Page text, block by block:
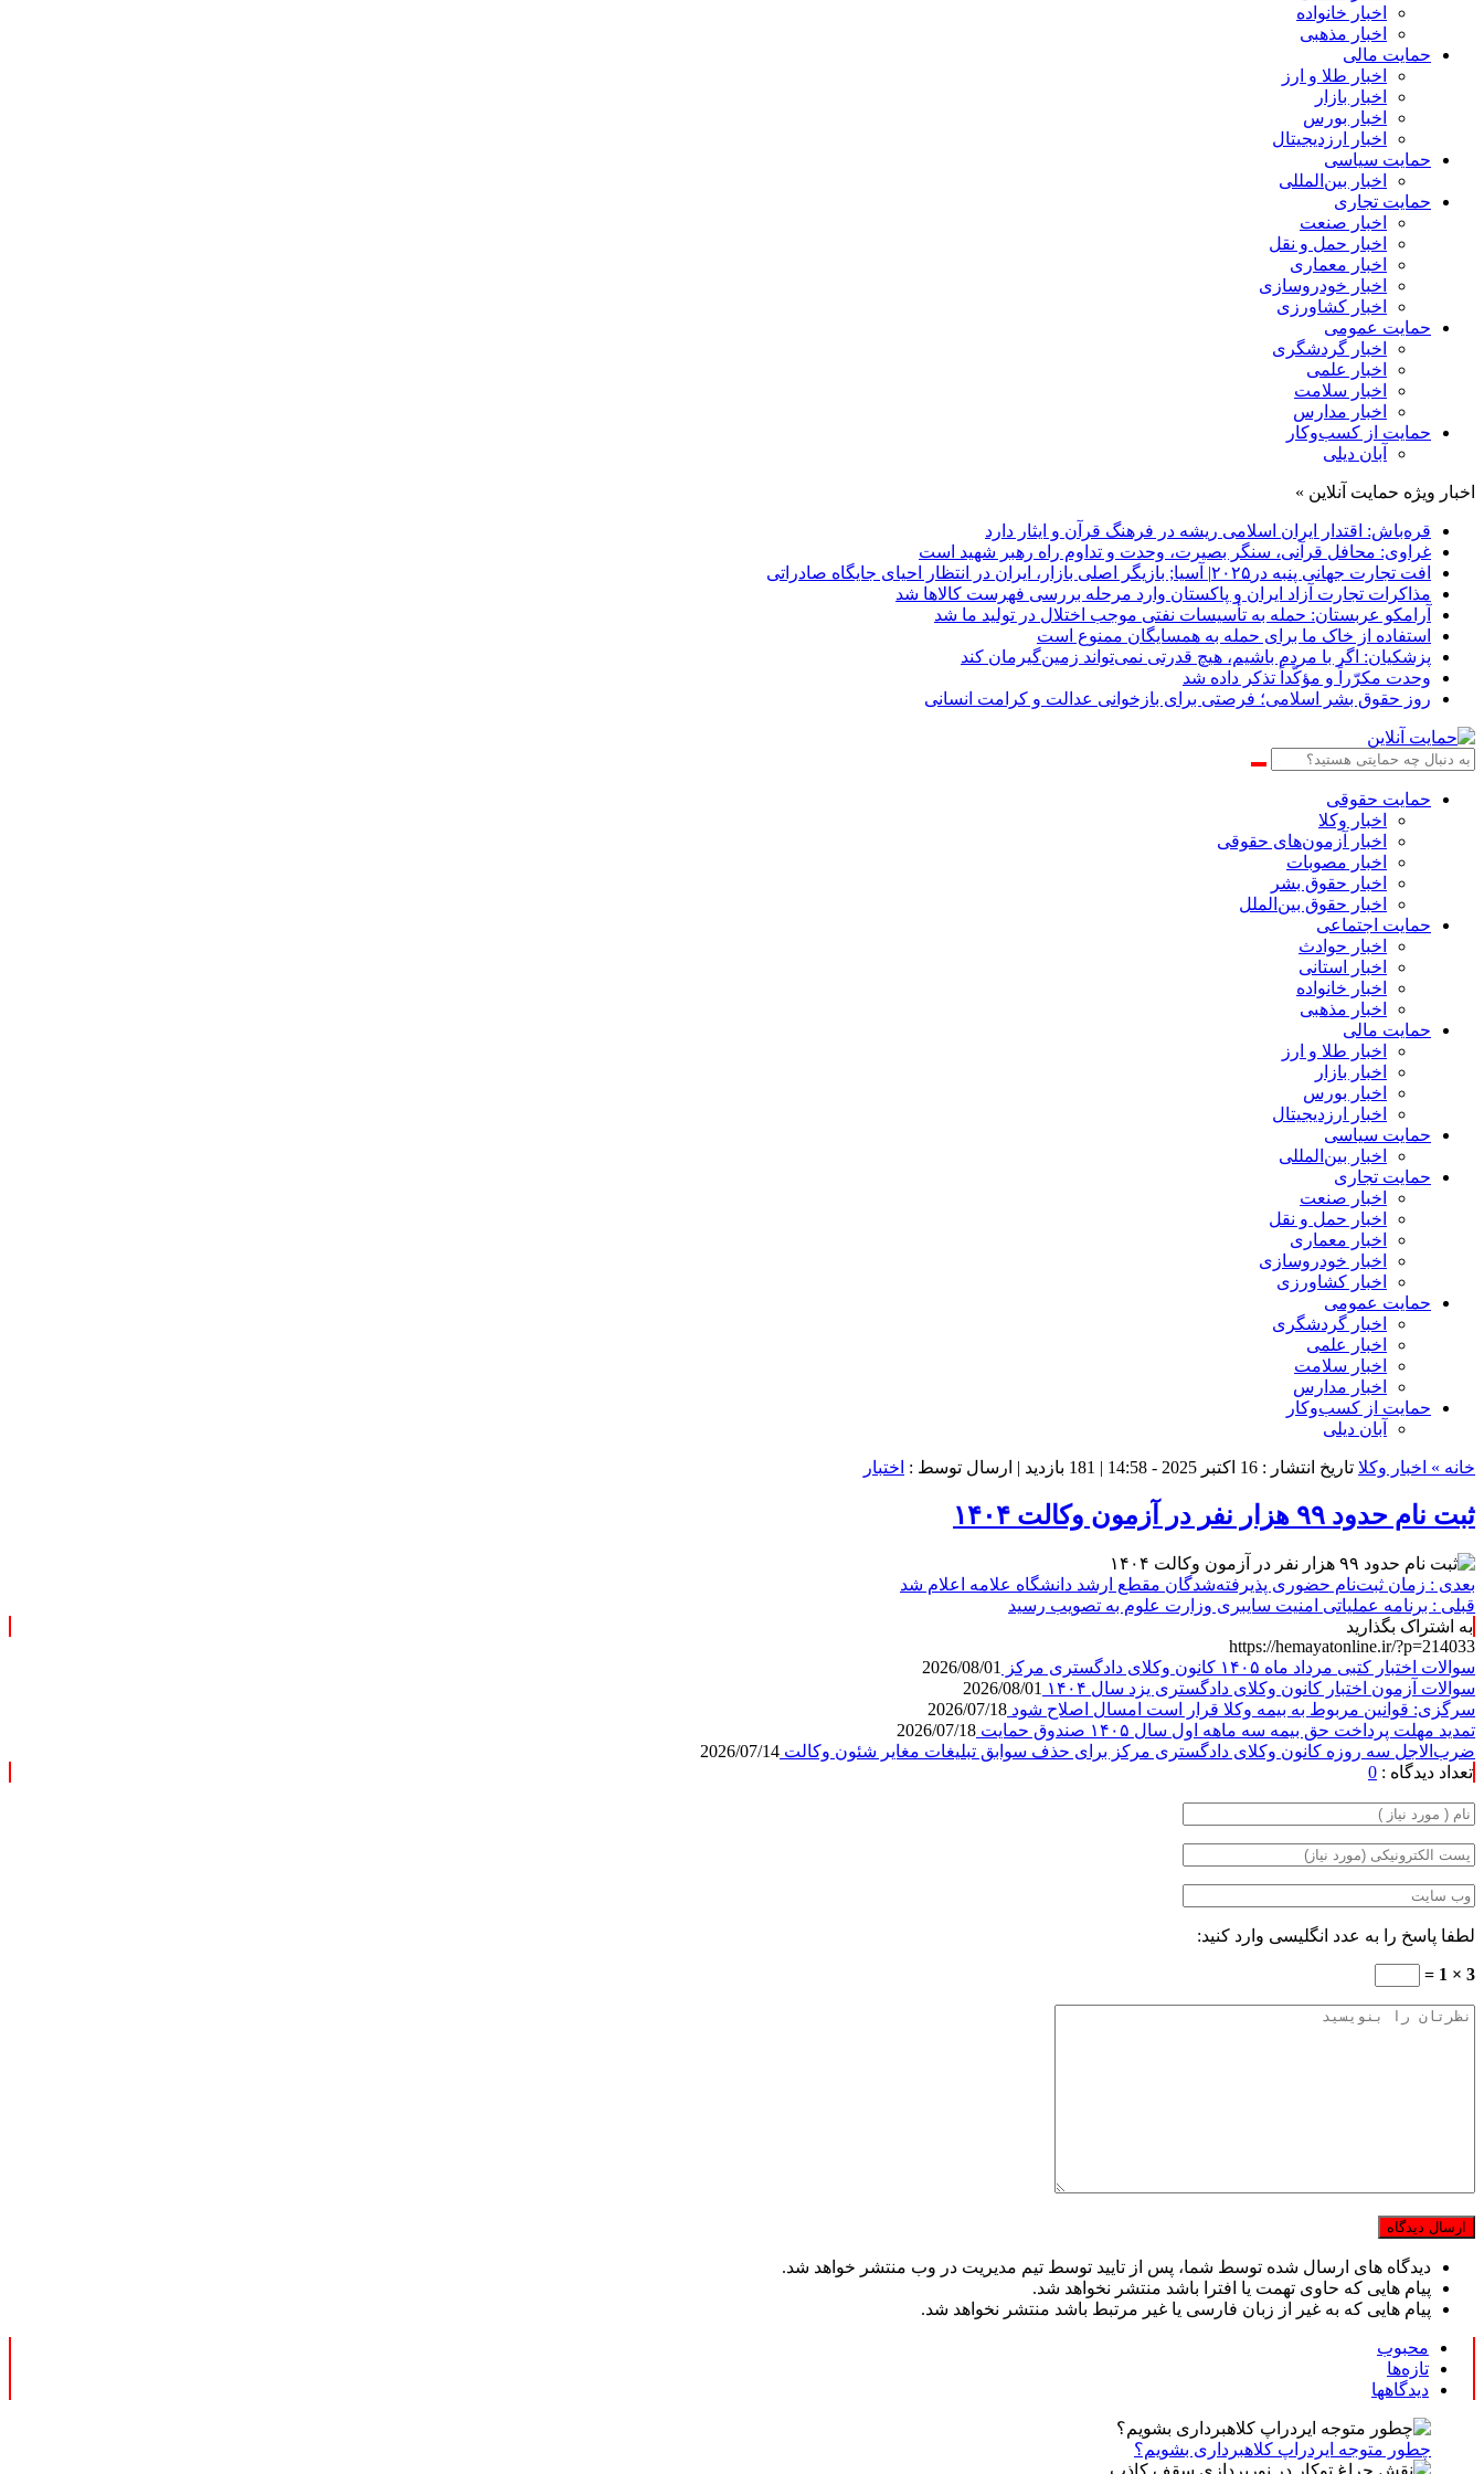
اخبار خانواده
اخبار مذهبی
حمایت مالی
اخبار طلا و ارز
اخبار بازار
اخبار بورس
اخبار ارزدیجیتال
حمایت سیاسی
اخبار بین‌المللی
حمایت تجاری
اخبار صنعت
اخبار حمل و نقل
اخبار معماری
اخبار خودروسازی
اخبار کشاورزی
حمایت عمومی
اخبار گردشگری
اخبار علمی
اخبار سلامت
اخبار مدارس
حمایت از کسب‌وکار
آبان دیلی
اخبار ویژه حمایت آنلاین »
قره‌باش: اقتدار ایران اسلامی ریشه در فرهنگ قرآن و ایثار دارد
غراوی: محافل قرآنی، سنگر بصیرت، وحدت و تداوم راه رهبر شهید است
افت تجارت جهانی پنبه در۲۰۲۵| آسیا; بازیگر اصلی بازار، ایران در انتظار احیای جایگاه صادراتی
مذاکرات تجارت آزاد ایران و پاکستان وارد مرحله بررسی فهرست کالاها شد
آرامکو عربستان: حمله به تأسیسات نفتی موجب اختلال در تولید ما شد
استفاده از خاک ما برای حمله به همسایگان ممنوع است
پزشکیان: اگر با مردم باشیم، هیچ قدرتی نمی‌تواند زمین‌گیرمان کند
وحدت مکرّراً و مؤکّداً تذکر داده شد
روز حقوق بشر اسلامی؛ فرصتی برای بازخوانی عدالت و کرامت انسانی
حمایت حقوقی
اخبار وکلا
اخبار آزمون‌های حقوقی
اخبار مصوبات
اخبار حقوق بشر
اخبار حقوق بین‌الملل
حمایت اجتماعی
اخبار حوادث
اخبار استانی
اخبار خانواده
اخبار مذهبی
حمایت مالی
اخبار طلا و ارز
اخبار بازار
اخبار بورس
اخبار ارزدیجیتال
حمایت سیاسی
اخبار بین‌المللی
حمایت تجاری
اخبار صنعت
اخبار حمل و نقل
اخبار معماری
اخبار خودروسازی
اخبار کشاورزی
حمایت عمومی
اخبار گردشگری
اخبار علمی
اخبار سلامت
اخبار مدارس
حمایت از کسب‌وکار
آبان دیلی
خانه » اخبار وکلا تاریخ انتشار : 16 اکتبر 2025 - 14:58 | 181 بازدید | ارسال توسط : اختبار
ثبت نام حدود ۹۹ هزار نفر در آزمون وکالت ۱۴۰۴
بعدی : زمان ثبت‌نام حضوری پذیرفته‌شدگان مقطع ارشد دانشگاه علامه اعلام شد
قبلی : برنامه عملیاتی امنیت سایبری وزارت علوم به تصویب رسید
به اشتراک بگذارید
https://hemayatonline.ir/?p=214033
سوالات اختبار کتبی مرداد ماه ۱۴۰۵ کانون وکلای دادگستری مرکز
2026/08/01
سوالات آزمون اختبار کانون وکلای دادگستری یزد سال ۱۴۰۴
2026/08/01
سرگزی: قوانین مربوط به بیمه وکلا قرار است امسال اصلاح شود 2026/07/18
تمدید مهلت پرداخت حق بیمه سه ماهه اول سال ۱۴۰۵ صندوق حمایت
2026/07/18
ضرب‌الاجل سه روزه کانون وکلای دادگستری مرکز برای حذف سوابق تبلیغات مغایر شئون وکالت 2026/07/14
تعداد دیدگاه : 0
لطفا پاسخ را به عدد انگلیسی وارد کنید:
3 × 1 =
دیدگاه های ارسال شده توسط شما، پس از تایید توسط تیم مدیریت در وب منتشر خواهد شد.
پیام هایی که حاوی تهمت یا افترا باشد منتشر نخواهد شد.
پیام هایی که به غیر از زبان فارسی یا غیر مرتبط باشد منتشر نخواهد شد.
محبوب
تازه‌ها
دیدگاهها
چطور متوجه ایردراپ کلاهبرداری بشویم؟